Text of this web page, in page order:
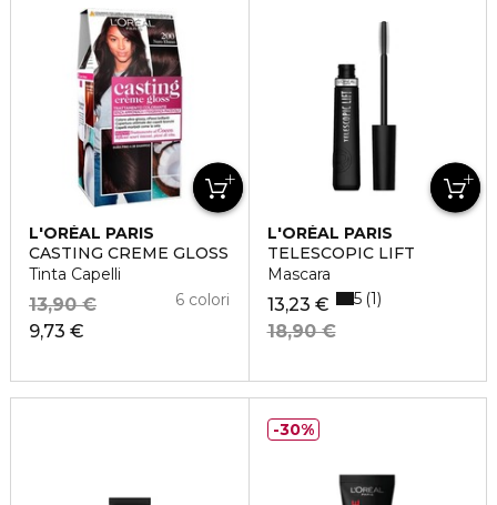
L'ORÉAL PARIS
CASTING CREME GLOSS
Tinta Capelli
9,73 €
13,90 € 6 colori
L'ORÉAL PARIS
TELESCOPIC LIFT
Mascara
13,23 €
18,90 €
5 1
30%